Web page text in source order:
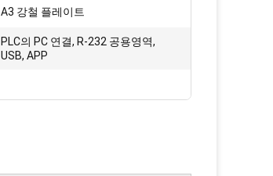
A3 강철 플레이트
PLC의 PC 연결, R-232 공용영역,
USB, APP